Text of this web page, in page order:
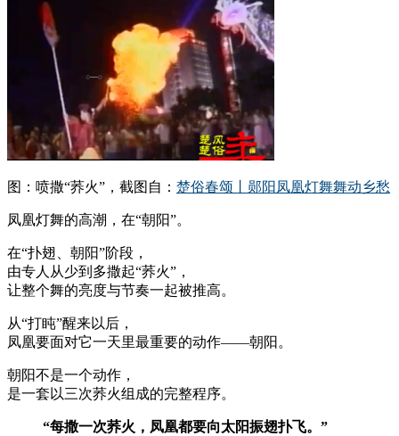
图：喷撒“荞火”，截图自： 楚俗春颂丨郧阳凤凰灯舞舞动乡愁
凤凰灯舞的高潮，在“朝阳”。
在“扑翅、朝阳”阶段，
由专人从少到多撒起“荞火”，
让整个舞的亮度与节奏一起被推高。
从“打盹”醒来以后，
凤凰要面对它一天里最重要的动作——朝阳。
朝阳不是一个动作，
是一套以三次荞火组成的完整程序。
“每撒一次荞火，凤凰都要向太阳振翅扑飞。”